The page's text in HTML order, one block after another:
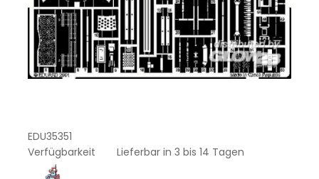
EDU35351
Verfügbarkeit
Lieferbar in 3 bis 14 Tagen